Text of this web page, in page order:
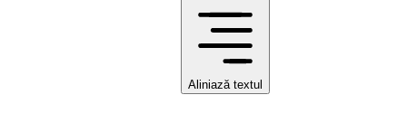
Aliniază textul